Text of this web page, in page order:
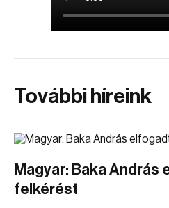
További híreink
Magyar: Baka András
felkérést